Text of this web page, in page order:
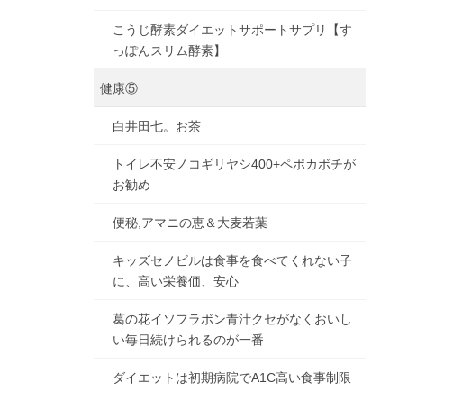
こうじ酵素ダイエットサポートサプリ【す
っぽんスリム酵素】
健康⑤
白井田七。お茶
トイレ不安ノコギリヤシ400+ペポカボチが
お勧め
便秘,アマニの恵＆大麦若葉
キッズセノビルは食事を食べてくれない子
に、高い栄養価、安心
葛の花イソフラボン青汁クセがなくおいし
い毎日続けられるのが一番
ダイエットは初期病院でA1C高い食事制限